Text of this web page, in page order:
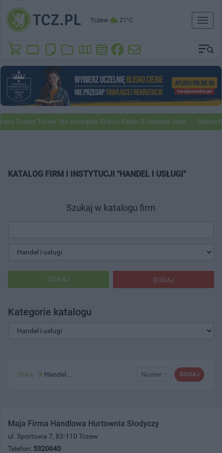
Tczew 21°C
Toggle
Gminy Tczew. Na początek Shaun Baker & Jessica Jean
KATALOG FIRM I INSTYTUCJI "HANDEL I USŁUGI"
Szukaj w katalogu firm
DODAJ
SZUKAJ
Kategorie katalogu
DODAJ
Numer ↑
Start Handel...
Maja Firma Handlowa Hurtownia Słodyczy
ul. Sportowa 7, 83-110 Tczew
Telefon: 5320640